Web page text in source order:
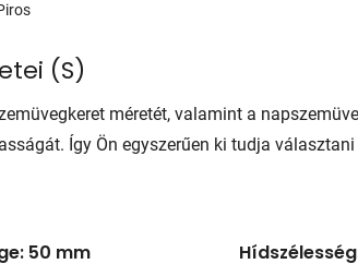
(S)
méretét, valamint a
Így Ön egyszerűen ki tudja
50 mm